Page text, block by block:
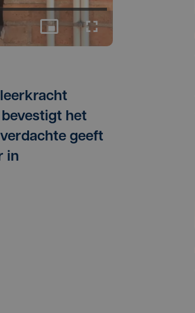
het
geeft
in